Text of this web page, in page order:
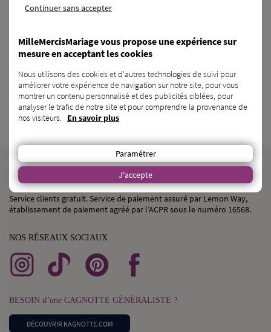
Malle à Déguisements
Autres
Encore des déguisements
OFFERT
MilleMercisMariage est la liste de mariage la moins chère du marché,
qui fonctionne comme une cagnotte de mariage . Vous allez vous
marier ? Réalisez votre site de mariage entièrement personnalisé.
Service clients gratuit. Service de paiement assuré par Lemon Way,
établissement de paiement agréé par l’ACPR sous le numéro 16568.
NOS RÉSEAUX SOCIAUX
BESOIN d’une CAGNOTTE GÉNÉRALISTE ?
DÉCOUVRIR KAGNOTTE.COM
Continuer sans accepter
MilleMercisMariage vous propose une expérience sur
mesure en acceptant les cookies
Nous utilisons des cookies et d'autres technologies de suivi pour
améliorer votre expérience de navigation sur notre site, pour vous
montrer un contenu personnalisé et des publicités ciblées, pour
analyser le trafic de notre site et pour comprendre la provenance de
nos visiteurs. En savoir plus
Paramétrer
J'accepte